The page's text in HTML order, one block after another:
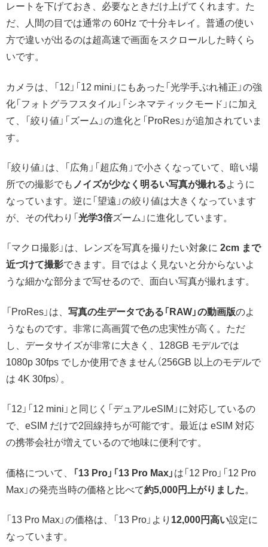
レートを下げておき、必要なときだけ上げてくれます。た
だ、人間の目では通常の 60Hz で十分キレイ。普通の使い
方で違いが出るのは超高速で画面をスクロールした時くら
いです。
カメラは、「12」「12 mini」にもあった「光学手ぶれ補正」の強
化「フォトグラフスタイル」「シネマティックモード」に加え
て、「絞り値」「ズーム」の進化と「ProRes」が追加されていま
す。
「絞り値」は、「広角」「超広角」で小さくなっていて、暗い場
所での撮影でも ノイズが少なく明るい写真が撮れるように
なっています。逆に「望遠」の絞り値は大きくなっています
が、その代わり「 光学3倍ズーム」に進化しています。
「マクロ撮影」は、レンズを写真を撮りたい対象に 2cm まで
近づけて撮影できます。目ではよく見ないと分からないよ
うな細かな部分まで写せるので、面白い写真が撮れます。
「ProRes」は、 写真の生データである「RAW」の動画版のよ
うなものです。非常に高画質で色の忠実性が高く。ただ
し、データサイズが非常に大きく、128GB モデルでは
1080p 30fps でしか使用できません（256GB 以上のモデルで
は 4K 30fps）。
「12」「12 mini」と同じく「デュアルeSIM」に対応しているの
で、eSIM だけで2回線持ちが可能です。最近は eSIM 対応
の携帯会社が増えているので地味に便利です。
価格について、 「13 Pro」「13 Pro Max」 は「12 Pro」「12 Pro
Max」の発売当時の価格と比べて約5,000円上がりました。
「13 Pro Max」の価格は、「13 Pro」より 12,000円高い設定に
なっています。